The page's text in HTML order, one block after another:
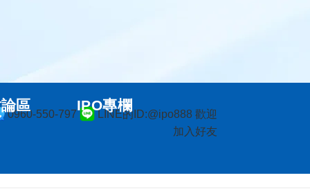
0960-550-797
LINE的ID:@ipo888 歡迎
加入好友
區 IPO專欄